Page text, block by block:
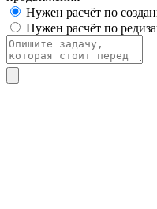
Нужен расчёт по
Нужен расчёт по